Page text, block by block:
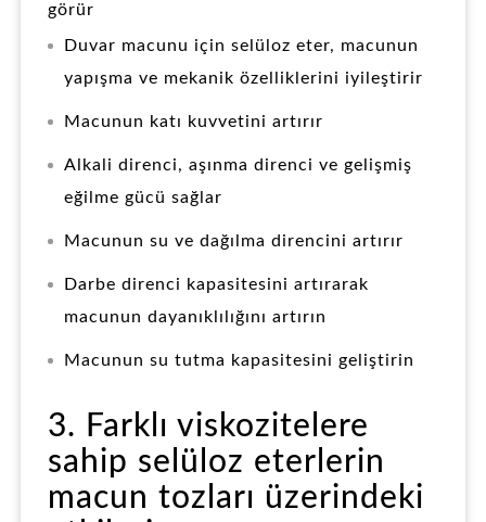
görür
Duvar macunu için selüloz eter, macunun
yapışma ve mekanik özelliklerini iyileştirir
Macunun katı kuvvetini artırır
Alkali direnci, aşınma direnci ve gelişmiş
eğilme gücü sağlar
Macunun su ve dağılma direncini artırır
Darbe direnci kapasitesini artırarak
macunun dayanıklılığını artırın
Macunun su tutma kapasitesini geliştirin
3. Farklı viskozitelere
sahip selüloz eterlerin
macun tozları üzerindeki